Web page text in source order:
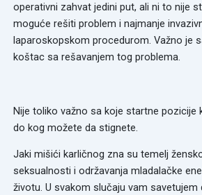
operativni zahvat jedini put, ali ni to nije
moguće rešiti problem i najmanje
laparoskopskom procedurom. Važno je
koštac sa rešavanjem tog problema.
Nije toliko važno sa koje startne pozicije
do kog možete da stignete.
Jaki mišići karličnog zna su temelj
seksualnosti i održavanja mladalačke
životu. U svakom slučaju vam